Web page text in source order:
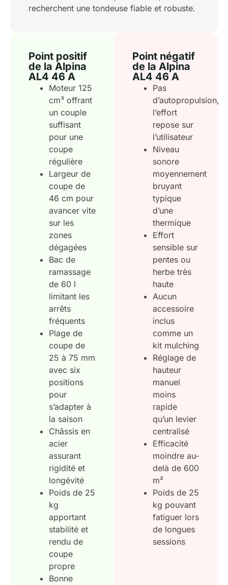
recherchent une tondeuse fiable et robuste.
Point positif
de la Alpina
AL4 46 A
Moteur 125
cm³ offrant
un couple
suffisant
pour une
coupe
régulière
Largeur de
coupe de
46 cm pour
avancer vite
sur les
zones
dégagées
Bac de
ramassage
de 60 l
limitant les
arrêts
fréquents
Plage de
coupe de
25 à 75 mm
avec six
positions
pour
s’adapter à
la saison
Châssis en
acier
assurant
rigidité et
longévité
Poids de 25
kg
apportant
stabilité et
rendu de
coupe
propre
Bonne
Point négatif
de la Alpina
AL4 46 A
Pas
d’autopropulsion,
l’effort
repose sur
l’utilisateur
Niveau
sonore
moyennement
bruyant
typique
d’une
thermique
Effort
sensible sur
pentes ou
herbe très
haute
Aucun
accessoire
inclus
comme un
kit mulching
Réglage de
hauteur
manuel
moins
rapide
qu’un levier
centralisé
Efficacité
moindre au-
delà de 600
m²
Poids de 25
kg pouvant
fatiguer lors
de longues
sessions